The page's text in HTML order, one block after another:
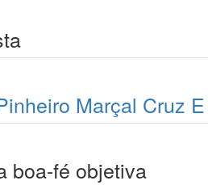
Marçal Cruz E
boa-fé objetiva